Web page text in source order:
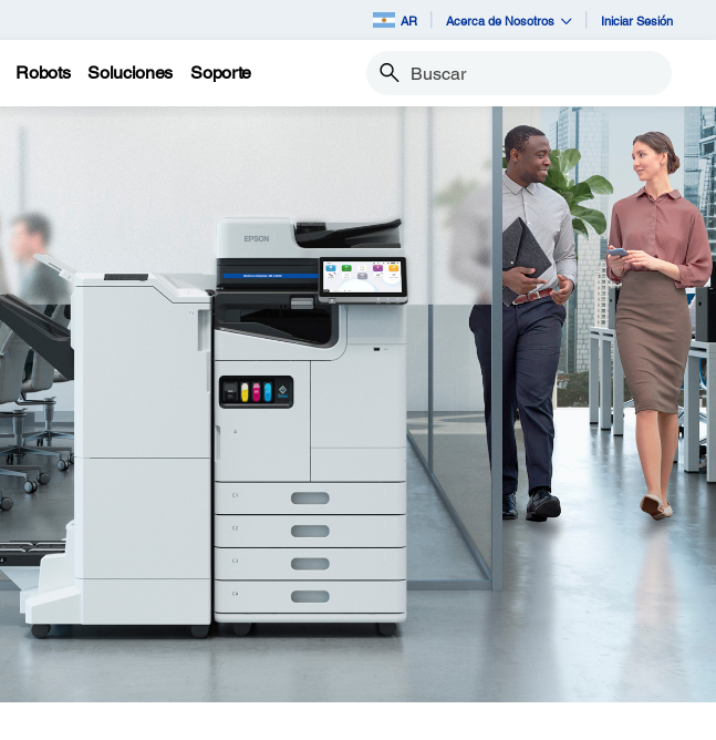
AR Acerca de Nosotros Iniciar Sesión
Robots Soluciones Soporte Buscar